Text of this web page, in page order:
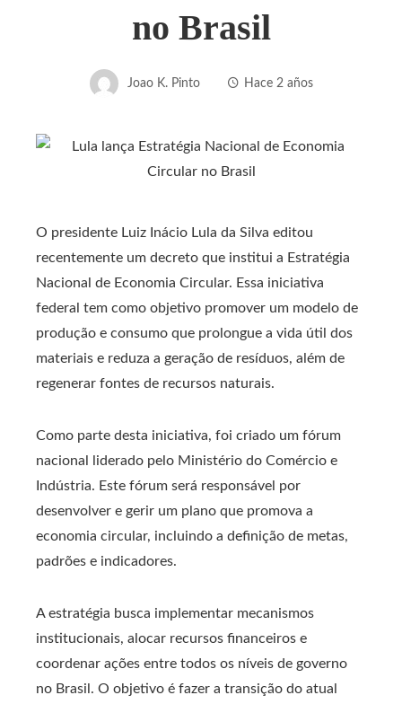
no Brasil
Joao K. Pinto Hace 2 años
O presidente Luiz Inácio Lula da Silva editou
recentemente um decreto que institui a Estratégia
Nacional de Economia Circular. Essa iniciativa
federal tem como objetivo promover um modelo de
produção e consumo que prolongue a vida útil dos
materiais e reduza a geração de resíduos, além de
regenerar fontes de recursos naturais.
Como parte desta iniciativa, foi criado um fórum
nacional liderado pelo Ministério do Comércio e
Indústria. Este fórum será responsável por
desenvolver e gerir um plano que promova a
economia circular, incluindo a definição de metas,
padrões e indicadores.
A estratégia busca implementar mecanismos
institucionais, alocar recursos financeiros e
coordenar ações entre todos os níveis de governo
no Brasil. O objetivo é fazer a transição do atual